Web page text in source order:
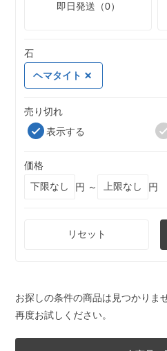
即日発送（0）
石
ヘマタイト
売り切れ
表示する
価格
円 ～
円
リセット
お探しの条件の商品は見つかりま
再度お試しください。